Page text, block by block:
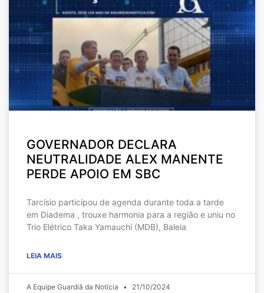
GOVERNADOR DECLARA
NEUTRALIDADE ALEX MANENTE
PERDE APOIO EM SBC
Tarcísio participou de agenda durante toda a tarde
em Diadema , trouxe harmonia para a região e uniu no
Trio Elétrico Taka Yamauchi (MDB), Baleia
LEIA MAIS
A Equipe Guardiã da Notícia 21/10/2024